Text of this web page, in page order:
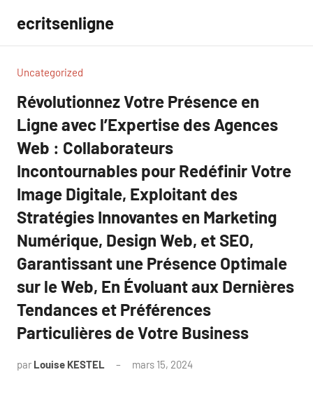
contenu
ecritsenligne
Uncategorized
Révolutionnez Votre Présence en
Ligne avec l’Expertise des Agences
Web : Collaborateurs
Incontournables pour Redéfinir Votre
Image Digitale, Exploitant des
Stratégies Innovantes en Marketing
Numérique, Design Web, et SEO,
Garantissant une Présence Optimale
sur le Web, En Évoluant aux Dernières
Tendances et Préférences
Particulières de Votre Business
par Louise KESTEL mars 15, 2024